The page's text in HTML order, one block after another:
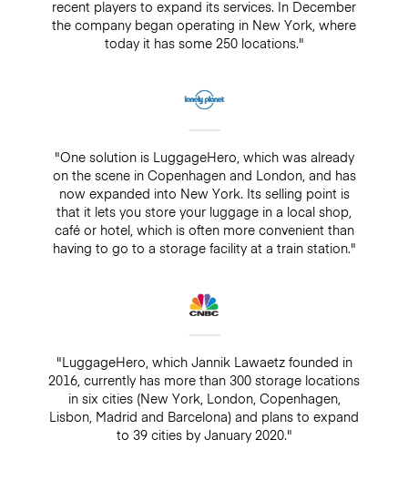
recent players to expand its services. In December
the company began operating in New York, where
today it has some 250 locations."
"One solution is LuggageHero, which was already
on the scene in Copenhagen and London, and has
now expanded into New York. Its selling point is
that it lets you store your luggage in a local shop,
café or hotel, which is often more convenient than
having to go to a storage facility at a train station."
"LuggageHero, which Jannik Lawaetz founded in
2016, currently has more than 300 storage locations
in six cities (New York, London, Copenhagen,
Lisbon, Madrid and Barcelona) and plans to expand
to 39 cities by January 2020."